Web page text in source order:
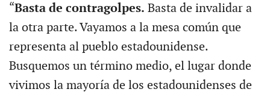
“Basta de contragolpes. Basta de invalidar a
la otra parte. Vayamos a la mesa común que
representa al pueblo estadounidense.
Busquemos un término medio, el lugar donde
vivimos la mayoría de los estadounidenses de